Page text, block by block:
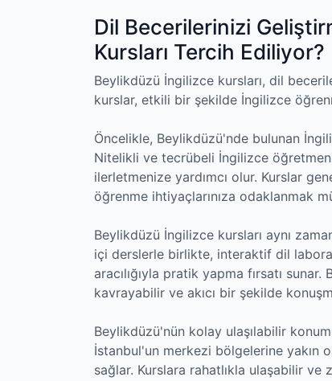
Dil Becerilerinizi
Kursları Tercih Ediliyor?
Beylikdüzü İngilizce kursları, dil
kurslar, etkili bir şekilde İngilizce
Öncelikle, Beylikdüzü'nde bulunan
Nitelikli ve tecrübeli İngilizce
ilerletmenize yardımcı olur. Kurslar
öğrenme ihtiyaçlarınıza odaklanmak
Beylikdüzü İngilizce kursları aynı
içi derslerle birlikte, interaktif dil
aracılığıyla pratik yapma fırsatı
kavrayabilir ve akıcı bir şekilde
Beylikdüzü'nün kolay ulaşılabilir
İstanbul'un merkezi bölgelerine yakın
sağlar. Kurslara rahatlıkla ulaşabilir ve